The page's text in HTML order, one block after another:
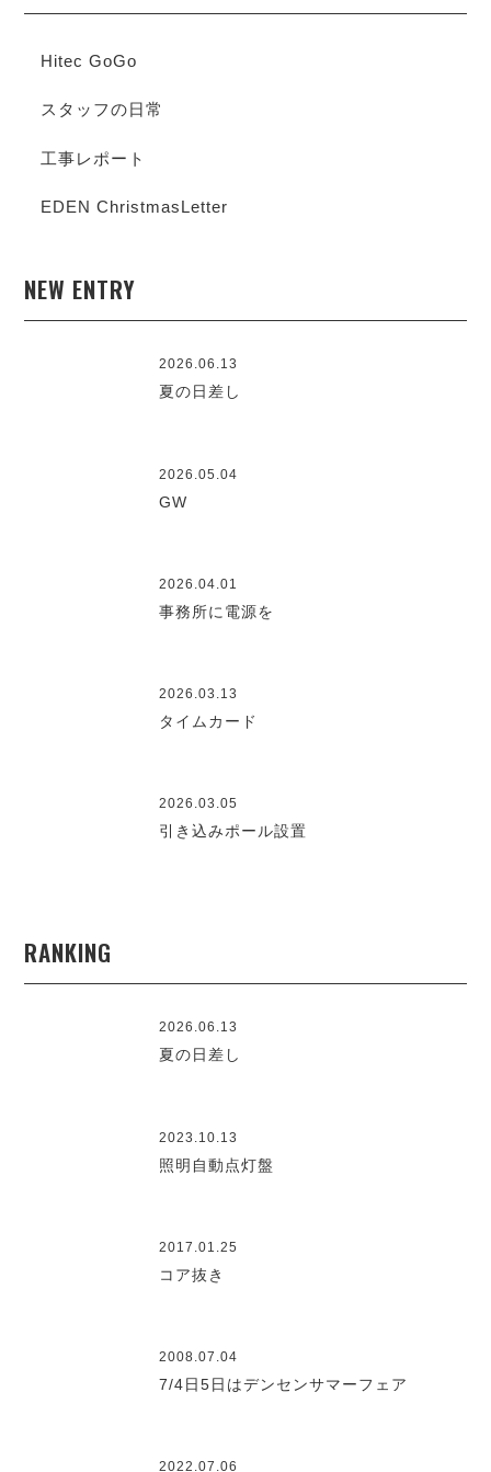
Hitec GoGo
スタッフの日常
工事レポート
EDEN ChristmasLetter
NEW ENTRY
2026.06.13
夏の日差し
2026.05.04
GW
2026.04.01
事務所に電源を
2026.03.13
タイムカード
2026.03.05
引き込みポール設置
RANKING
2026.06.13
夏の日差し
2023.10.13
照明自動点灯盤
2017.01.25
コア抜き
2008.07.04
7/4日5日はデンセンサマーフェア
2022.07.06